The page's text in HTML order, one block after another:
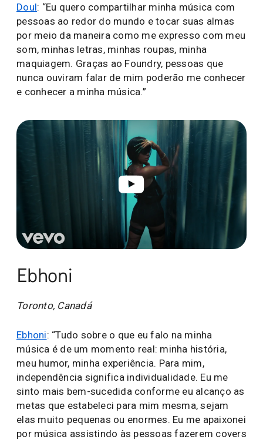
Doul: “Eu quero compartilhar minha música com
pessoas ao redor do mundo e tocar suas almas
por meio da maneira como me expresso com meu
som, minhas letras, minhas roupas, minha
maquiagem. Graças ao Foundry, pessoas que
nunca ouviram falar de mim poderão me conhecer
e conhecer a minha música.”
Ebhoni
Toronto, Canadá
Ebhoni: “Tudo sobre o que eu falo na minha
música é de um momento real: minha história,
meu humor, minha experiência. Para mim,
independência significa individualidade. Eu me
sinto mais bem-sucedida conforme eu alcanço as
metas que estabeleci para mim mesma, sejam
elas muito pequenas ou enormes. Eu me apaixonei
por música assistindo às pessoas fazerem covers